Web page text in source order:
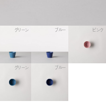
グリーン ブルー ピンク
グリーン ブルー